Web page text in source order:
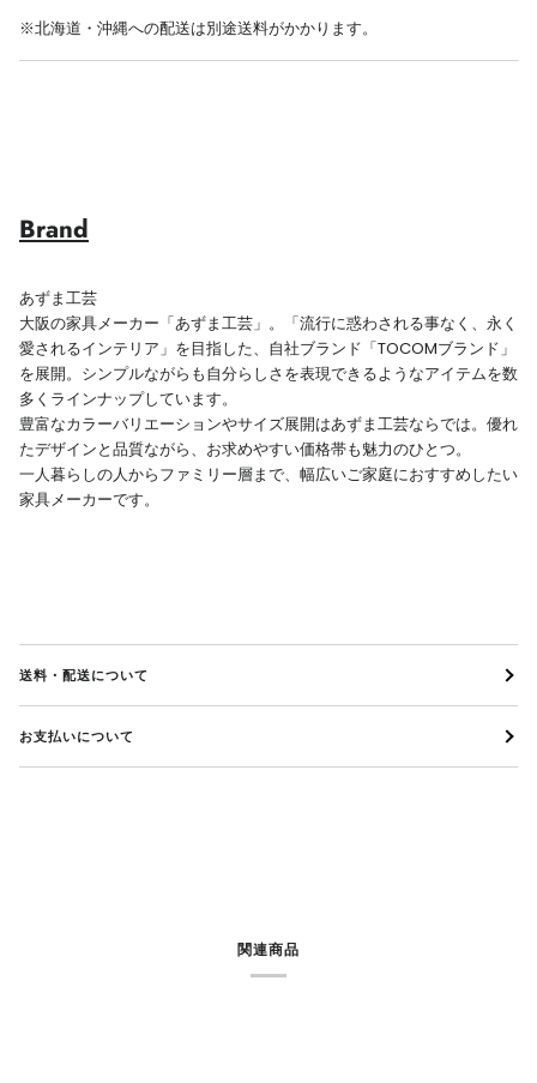
※北海道・沖縄への配送は別途送料がかかります。
Brand
あずま工芸
大阪の家具メーカー「あずま工芸」。「流行に惑わされる事なく、永く
愛されるインテリア」を目指した、自社ブランド「TOCOMブランド」
を展開。シンプルながらも自分らしさを表現できるようなアイテムを数
多くラインナップしています。
豊富なカラーバリエーションやサイズ展開はあずま工芸ならでは。優れ
たデザインと品質ながら、お求めやすい価格帯も魅力のひとつ。
一人暮らしの人からファミリー層まで、幅広いご家庭におすすめしたい
家具メーカーです。
送料・配送について
お支払いについて
関連商品